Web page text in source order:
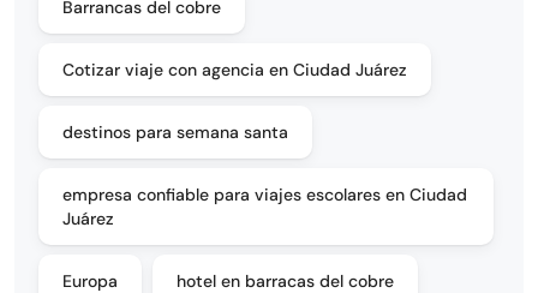
Barrancas del cobre
Cotizar viaje con agencia en Ciudad Juárez
destinos para semana santa
empresa confiable para viajes escolares en Ciudad
Juárez
Europa hotel en barracas del cobre